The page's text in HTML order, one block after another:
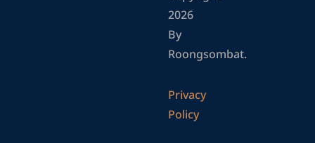
2026
By
Roongsombat.
Privacy
Policy